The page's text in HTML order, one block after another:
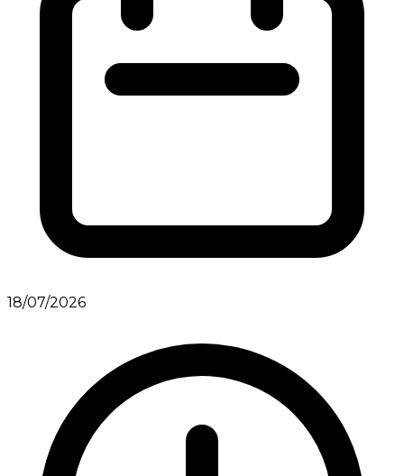
18/07/2026